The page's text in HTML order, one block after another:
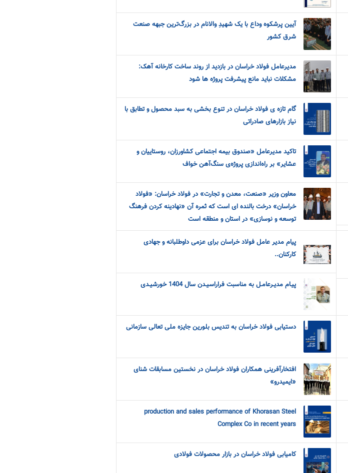
آیین پرشکوه وداع با یک شهیدِ والانام در بزرگ‌ترین جبهه صنعت
شرق کشور
مدیرعامل فولاد خراسان در بازدید از روند ساخت کارخانه آهک:
مشکلات نباید مانع پیشرفت پروژه ها شود
گام تازه ی فولاد خراسان در تنوع بخشی به سبد محصول و تطابق با
نیاز بازارهای صادراتی
تاکید مدیرعامل «صندوق بیمه‌ اجتماعی کشاورزان، روستاییان و
عشایر» بر راه‌اندازی پروژه‌ی سنگ‌آهن خواف
معاون وزیر «صنعت، معدن و تجارت» در فولاد خراسان: «فولاد
خراسان» درخت بالنده ای است که ثمره آن «نهادینه کردن فرهنگ
توسعه و نوسازی» در استان و منطقه است
پیام مدیر عامل فولاد خراسان برای عزمی داوطلبانه و جهادی
کارکنان..
پیـام مدیـرعامـل به مناسبت فراراسیـدن سال 1404 خورشیـدی
دستیابی فولاد خراسان به تندیس بلورین جایزه ملی تعالی سازمانی
افتخارآفرینی همکاران فولاد خراسان در نخستین مسابقات شنای
«ایمیدرو»
production and sales performance of Khorasan Steel
Complex Co in recent years
کامیابی فولاد خراسان در بازار محصولات فولادی